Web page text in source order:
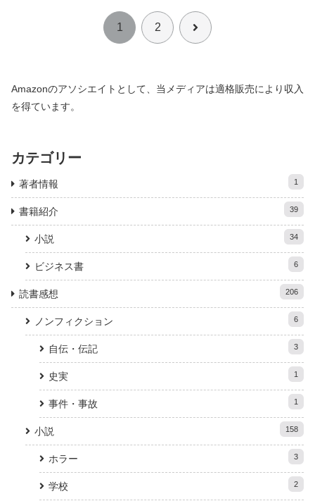
1 2 次
Amazonのアソシエイトとして、当メディアは適格販売により収入
を得ています。
カテゴリー
著者情報 1
書籍紹介 39
小説 34
ビジネス書 6
読書感想 206
ノンフィクション 6
自伝・伝記 3
史実 1
事件・事故 1
小説 158
ホラー 3
学校 2